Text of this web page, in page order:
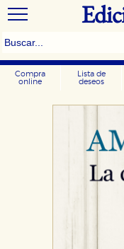
Compra
online
Lista de
deseos